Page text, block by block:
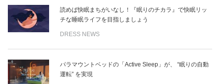
読めば快眠まちがいなし！『眠りのチカラ』で快眠リッ
チな睡眠ライフを目指しましょう
DRESS NEWS
パラマウントベッドの「Active Sleep」が、 “眠りの自動
運転” を実現